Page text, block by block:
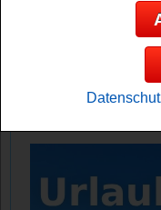
Müller verlost
Coca Cola